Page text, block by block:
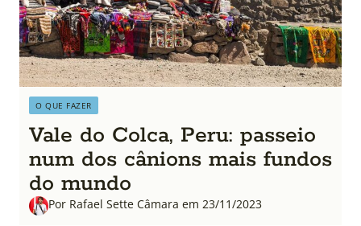
O QUE FAZER
Vale do Colca, Peru: passeio
num dos cânions mais fundos
do mundo
Por Rafael Sette Câmara em 23/11/2023